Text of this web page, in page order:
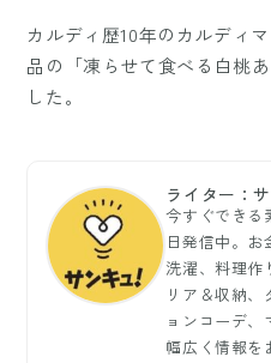
カルディ歴10年のカルディ
品の「凍らせて食べる白桃
した。
ライター：
今すぐできる
日発信中。お
洗濯、料理作
リア＆収納
ョンコーデ
幅広く情報を